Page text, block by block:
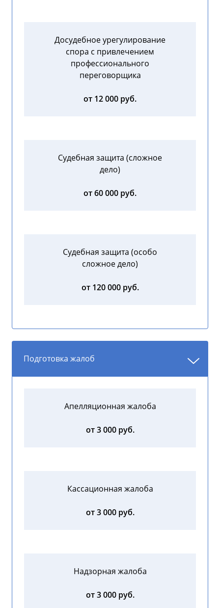
Досудебное урегулирование
спора с привлечением
профессионального
переговорщика
от 12 000 руб.
Судебная защита (сложное
дело)
от 60 000 руб.
Судебная защита (особо
сложное дело)
от 120 000 руб.
Подготовка жалоб
Апелляционная жалоба
от 3 000 руб.
Кассационная жалоба
от 3 000 руб.
Надзорная жалоба
от 3 000 руб.